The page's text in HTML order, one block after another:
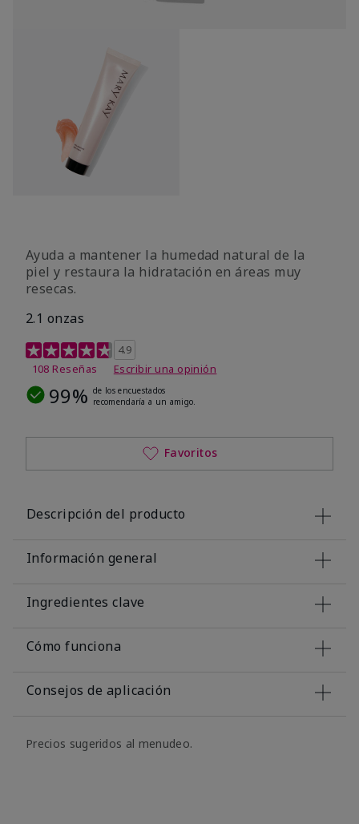
Ayuda a mantener la humedad natural de la
piel y restaura la hidratación en áreas muy
resecas.
2.1 onzas
Calificación de clientes de 5 de 5
4.9
108 Reseñas
Escribir una opinión
99% de los encuestados
recomendaría a un amigo.
Favoritos
Descripción del producto
Información general
Ingredientes clave
Cómo funciona
Consejos de aplicación
Precios sugeridos al menudeo.